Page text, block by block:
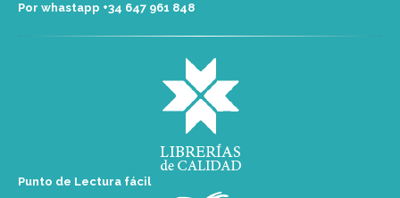
Por whastapp +34 ‭647 961 848‬
Punto de Lectura fácil